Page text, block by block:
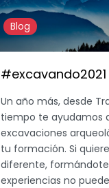
Blog
#excavando2021
Un año más, desde
tiempo te ayudamos
excavaciones
tu formación. Si
diferente,
experiencias no